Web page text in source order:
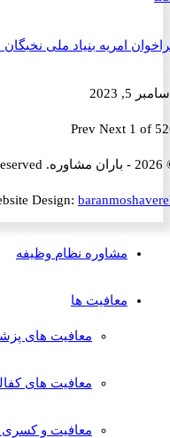
امریه بنیاد ملی نخبگان سال
PrevNext 1
Website Design:
مشاوره نظام وظیفه
معافیت ها
معافیت های پزشکی
معافیت های کفالت
معافیت و کسری